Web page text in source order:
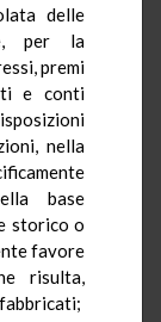
delle
per la
premi
e conti
nella
base
storico o
favore
risulta,